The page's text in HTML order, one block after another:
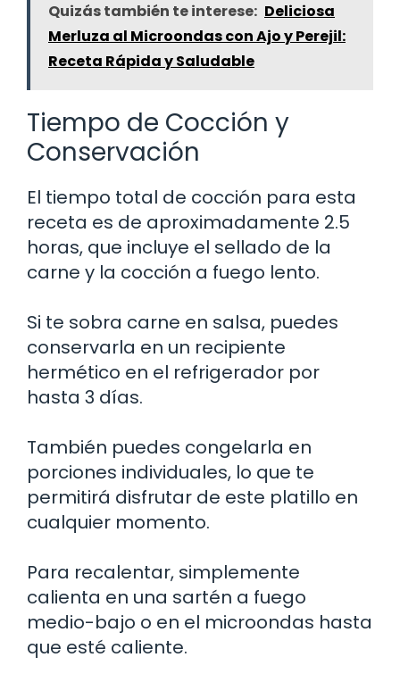
Quizás también te interese: Deliciosa
Merluza al Microondas con Ajo y Perejil:
Receta Rápida y Saludable
Tiempo de Cocción y
Conservación
El tiempo total de cocción para esta
receta es de aproximadamente 2.5
horas, que incluye el sellado de la
carne y la cocción a fuego lento.
Si te sobra carne en salsa, puedes
conservarla en un recipiente
hermético en el refrigerador por
hasta 3 días.
También puedes congelarla en
porciones individuales, lo que te
permitirá disfrutar de este platillo en
cualquier momento.
Para recalentar, simplemente
calienta en una sartén a fuego
medio-bajo o en el microondas hasta
que esté caliente.